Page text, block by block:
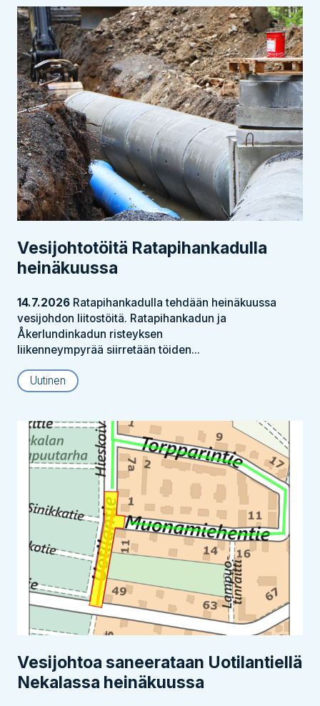
Vesijohtotöitä Ratapihankadulla
heinäkuussa
14.7.2026 Ratapihankadulla tehdään heinäkuussa
vesijohdon liitostöitä. Ratapihankadun ja
Åkerlundinkadun risteyksen
liikenneympyrää siirretään töiden...
Uutinen
Vesijohtoa saneerataan Uotilantiellä
Nekalassa heinäkuussa